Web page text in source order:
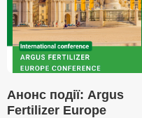
Анонс події: Argus
Fertilizer Europe